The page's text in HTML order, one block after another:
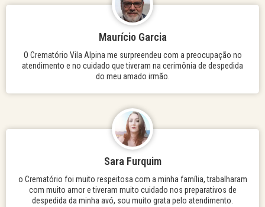
Maurício Garcia
O Crematório Vila Alpina me surpreendeu com a preocupação no
atendimento e no cuidado que tiveram na cerimônia de despedida
do meu amado irmão.
Sara Furquim
o Crematório foi muito respeitosa com a minha família, trabalharam
com muito amor e tiveram muito cuidado nos preparativos de
despedida da minha avó, sou muito grata pelo atendimento.